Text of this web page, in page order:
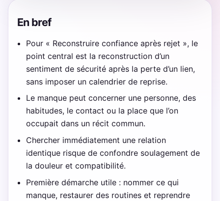
En bref
Pour « Reconstruire confiance après rejet », le
point central est la reconstruction d’un
sentiment de sécurité après la perte d’un lien,
sans imposer un calendrier de reprise.
Le manque peut concerner une personne, des
habitudes, le contact ou la place que l’on
occupait dans un récit commun.
Chercher immédiatement une relation
identique risque de confondre soulagement de
la douleur et compatibilité.
Première démarche utile : nommer ce qui
manque, restaurer des routines et reprendre